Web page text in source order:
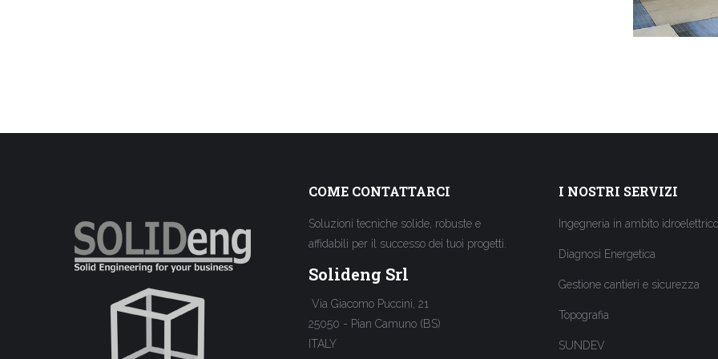
COME CONTATTARCI
Soluzioni tecniche solide, robuste e
affidabili per il successo dei tuoi progetti.
Solideng Srl
Via Giacomo Puccini, 21
25050 - Pian Camuno (BS)
ITALY
I NOSTRI SERVIZI
Ingegneria in ambito idroelettrico
Diagnosi Energetica
Gestione cantieri e sicurezza
Topografia
SUNDEV